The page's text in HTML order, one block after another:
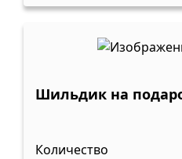
Шильдик на
Количество